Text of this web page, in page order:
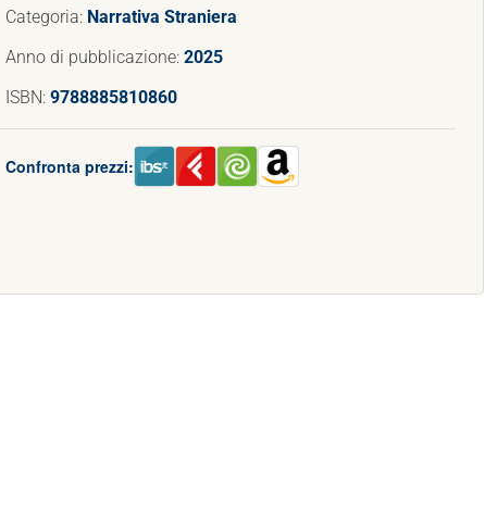
Categoria: Narrativa Straniera
Anno di pubblicazione: 2025
ISBN: 9788885810860
Confronta prezzi: